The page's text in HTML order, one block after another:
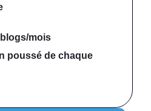
mois
poussé de chaque